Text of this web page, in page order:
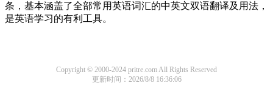
条，基本涵盖了全部常用英语词汇的中英文双语翻译及用法，
是英语学习的有利工具。
Copyright © 2000-2024 pritre.com All Rights Reserved
更新时间：2026/8/8 16:36:06